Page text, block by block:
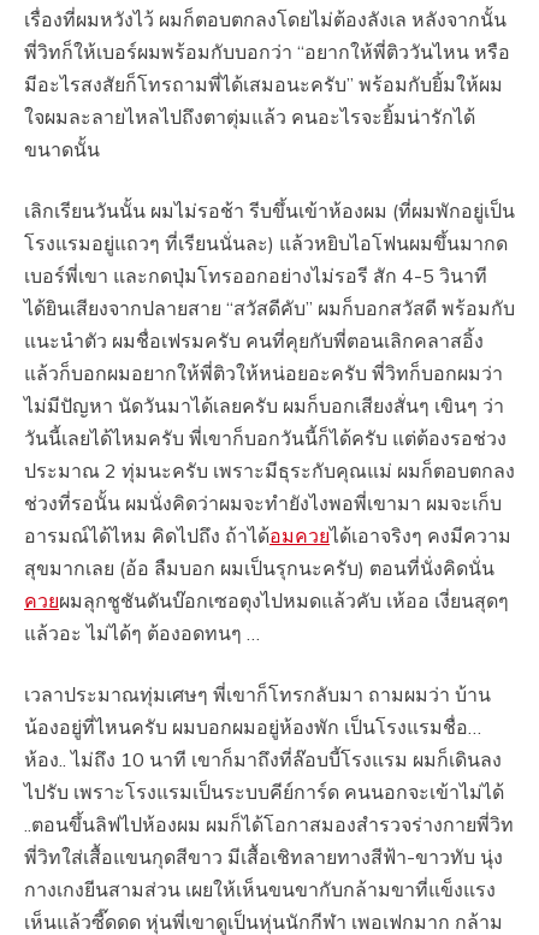
เรื่องที่ผมหวังไว้ ผมก็ตอบตกลงโดยไม่ต้องลังเล หลังจากนั้น
พี่วิทก็ให้เบอร์ผมพร้อมกับบอกว่า “อยากให้พี่ติววันไหน หรือ
มีอะไรสงสัยก็โทรถามพี่ได้เสมอนะครับ” พร้อมกับยิ้มให้ผม
ใจผมละลายไหลไปถึงตาตุ่มแล้ว คนอะไรจะยิ้มน่ารักได้
ขนาดนั้น
เลิกเรียนวันนั้น ผมไม่รอช้า รีบขึ้นเข้าห้องผม (ที่ผมพักอยู่เป็น
โรงแรมอยู่แถวๆ ที่เรียนนั่นละ) แล้วหยิบไอโฟนผมขึ้นมากด
เบอร์พี่เขา และกดปุ่มโทรออกอย่างไม่รอรี สัก 4-5 วินาที
ได้ยินเสียงจากปลายสาย “สวัสดีคับ” ผมก็บอกสวัสดี พร้อมกับ
แนะนำตัว ผมชื่อเฟรมครับ คนที่คุยกับพี่ตอนเลิกคลาสอิ้ง
แล้วก็บอกผมอยากให้พี่ติวให้หน่อยอะครับ พี่วิทก็บอกผมว่า
ไม่มีปัญหา นัดวันมาได้เลยครับ ผมก็บอกเสียงสั่นๆ เขินๆ ว่า
วันนี้เลยได้ไหมครับ พี่เขาก็บอกวันนี้ก็ได้ครับ แต่ต้องรอช่วง
ประมาณ 2 ทุ่มนะครับ เพราะมีธุระกับคุณแม่ ผมก็ตอบตกลง
ช่วงที่รอนั้น ผมนั่งคิดว่าผมจะทำยังไงพอพี่เขามา ผมจะเก็บ
อารมณ์ได้ไหม คิดไปถึง ถ้าได้อมควยได้เอาจริงๆ คงมีความ
สุขมากเลย (อ้อ ลืมบอก ผมเป็นรุกนะครับ) ตอนที่นั่งคิดนั่น
ควยผมลุกชูชันดันบ๊อกเซอตุงไปหมดแล้วคับ เห้ออ เงี่ยนสุดๆ
แล้วอะ ไม่ได้ๆ ต้องอดทนๆ …
เวลาประมาณทุ่มเศษๆ พี่เขาก็โทรกลับมา ถามผมว่า บ้าน
น้องอยู่ที่ไหนครับ ผมบอกผมอยู่ห้องพัก เป็นโรงแรมชื่อ…
ห้อง.. ไม่ถึง 10 นาที เขาก็มาถึงที่ล๊อบบี้โรงแรม ผมก็เดินลง
ไปรับ เพราะโรงแรมเป็นระบบคีย์การ์ด คนนอกจะเข้าไม่ได้
..ตอนขึ้นลิฟไปห้องผม ผมก็ได้โอกาสมองสำรวจร่างกายพี่วิท
พี่วิทใส่เสื้อแขนกุดสีขาว มีเสื้อเชิทลายทางสีฟ้า-ขาวทับ นุ่ง
กางเกงยีนสามส่วน เผยให้เห็นขนขากับกล้ามขาที่แข็งแรง
เห็นแล้วซี๊ดดด หุ่นพี่เขาดูเป็นหุ่นนักกีฬา เพอเฟกมาก กล้าม